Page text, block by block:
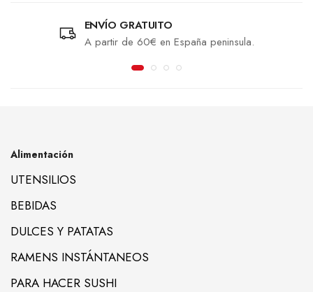
ENVÍO GRATUITO
A partir de 60€ en España peninsula.
Alimentación
UTENSILIOS
BEBIDAS
DULCES Y PATATAS
RAMENS INSTÁNTANEOS
PARA HACER SUSHI